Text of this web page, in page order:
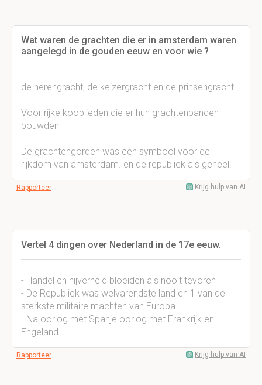
Wat waren de grachten die er in amsterdam waren
aangelegd in de gouden eeuw en voor wie ?
de herengracht, de keizergracht en de prinsengracht.
Voor rijke kooplieden die er hun grachtenpanden
bouwden
De grachtengorden was een symbool voor de
rijkdom van amsterdam. en de republiek als geheel.
Rapporteer Krijg hulp van AI
Vertel 4 dingen over Nederland in de 17e eeuw.
- Handel en nijverheid bloeiden als nooit tevoren
- De Republiek was welvarendste land en 1 van de
sterkste militaire machten van Europa
- Na oorlog met Spanje oorlog met Frankrijk en
Engeland
Rapporteer Krijg hulp van AI